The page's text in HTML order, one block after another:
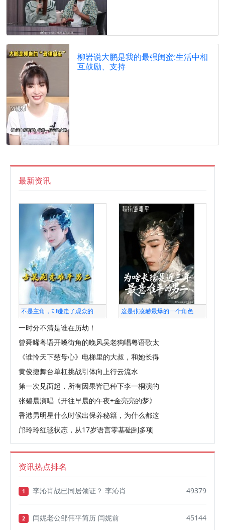
柳岩说大鹏是我的最强闺蜜:生活中相
互鼓励、支持
最新资讯
不是主角，却赚走了观众的 这是张凌赫最爆的一个角色
一时分不清是谁在历劫！
曾舜晞粤语开嗓街角的晚风吴老狗唱粤语歌太
《谁怜天下慈母心》电梯里的大叔，和她长得
黄俊捷舞台单杠挑战引体向上行云流水
第一次见面起，所有因果皆已种下李一桐演的
张碧晨演唱《开往早晨的午夜+金亮亮的梦》
香港男明星什么时候出保养秘籍，为什么都这
邝玲玲红毯状态，从17岁语言零基础到多项
资讯热点排名
1 李沁肖战已同居领证？ 李沁肖 49379
2 闫妮老公邹伟平简历 闫妮前 45144